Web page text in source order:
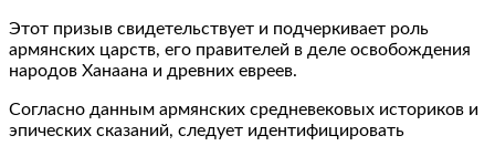
Этот призыв свидетельствует и подчеркивает роль
армянских царств, его правителей в деле освобождения
народов Ханаана и древних евреев.
Согласно данным армянских средневековых историков и
эпических сказаний, следует идентифицировать